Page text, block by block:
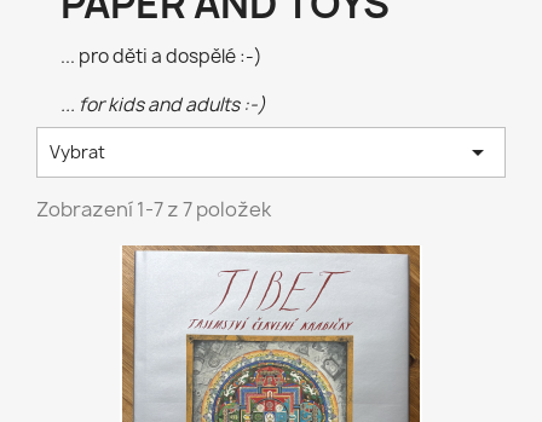
... pro děti a dospělé :-)
... for kids and adults :-)
Vybrat 
Zobrazení 1-7 z 7 položek